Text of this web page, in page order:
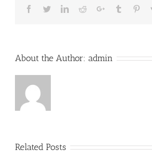
Платежи
Facebook
TwitterLinkedIn
RedditGoogle+Tumblr
About the Author: admin
Related Posts